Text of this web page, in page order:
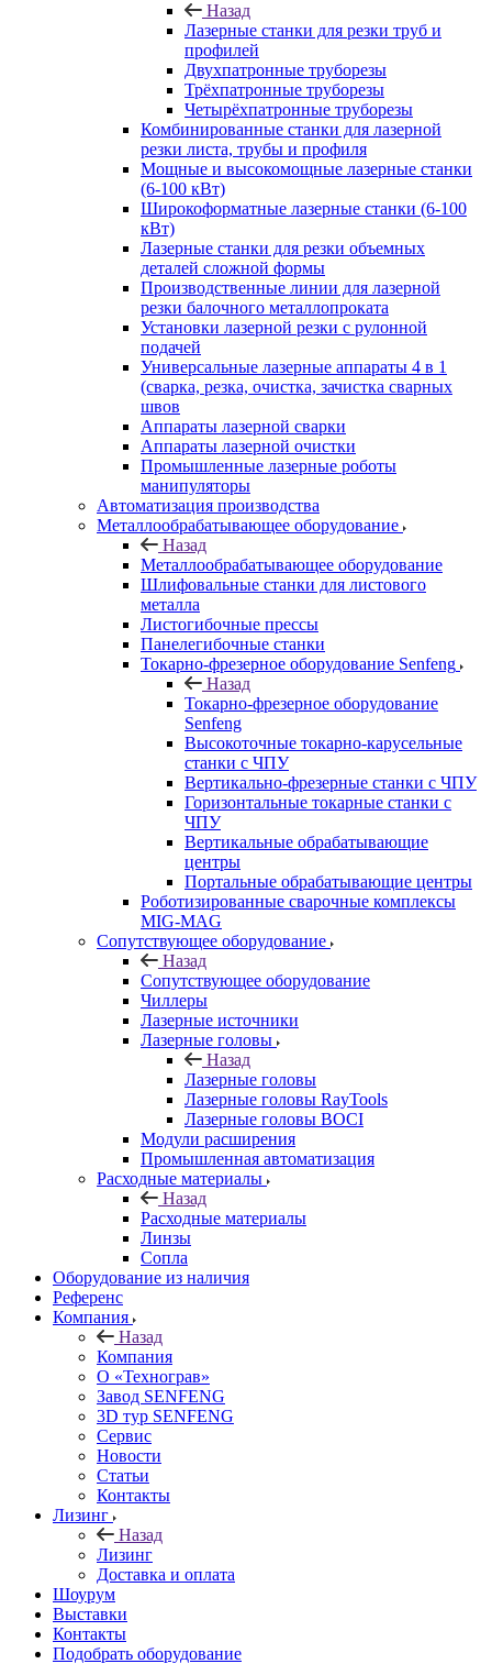
Назад
Лазерные станки для резки труб и
профилей
Двухпатронные труборезы
Трёхпатронные труборезы
Четырёхпатронные труборезы
Комбинированные станки для лазерной
резки листа, трубы и профиля
Мощные и высокомощные лазерные станки
(6-100 кВт)
Широкоформатные лазерные станки (6-100
кВт)
Лазерные станки для резки объемных
деталей сложной формы
Производственные линии для лазерной
резки балочного металлопроката
Установки лазерной резки с рулонной
подачей
Универсальные лазерные аппараты 4 в 1
(сварка, резка, очистка, зачистка сварных
швов
Аппараты лазерной сварки
Аппараты лазерной очистки
Промышленные лазерные роботы
манипуляторы
Автоматизация производства
Металлообрабатывающее оборудование
Назад
Металлообрабатывающее оборудование
Шлифовальные станки для листового
металла
Листогибочные прессы
Панелегибочные станки
Токарно-фрезерное оборудование Senfeng
Назад
Токарно-фрезерное оборудование
Senfeng
Высокоточные токарно-карусельные
станки с ЧПУ
Вертикально-фрезерные станки с ЧПУ
Горизонтальные токарные станки с
ЧПУ
Вертикальные обрабатывающие
центры
Портальные обрабатывающие центры
Роботизированные сварочные комплексы
MIG-MAG
Сопутствующее оборудование
Назад
Сопутствующее оборудование
Чиллеры
Лазерные источники
Лазерные головы
Назад
Лазерные головы
Лазерные головы RayTools
Лазерные головы BOCI
Модули расширения
Промышленная автоматизация
Расходные материалы
Назад
Расходные материалы
Линзы
Сопла
Оборудование из наличия
Референс
Компания
Назад
Компания
О «Технограв»
Завод SENFENG
3D тур SENFENG
Сервис
Новости
Статьи
Контакты
Лизинг
Назад
Лизинг
Доставка и оплата
Шоурум
Выставки
Контакты
Подобрать оборудование